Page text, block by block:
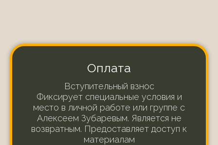
Оплата
Вступительный взнос
Фиксирует специальные условия и
место в личной работе или группе с
Алексеем Зубаревым. Является не
возвратным. Предоставляет доступ к
материалам